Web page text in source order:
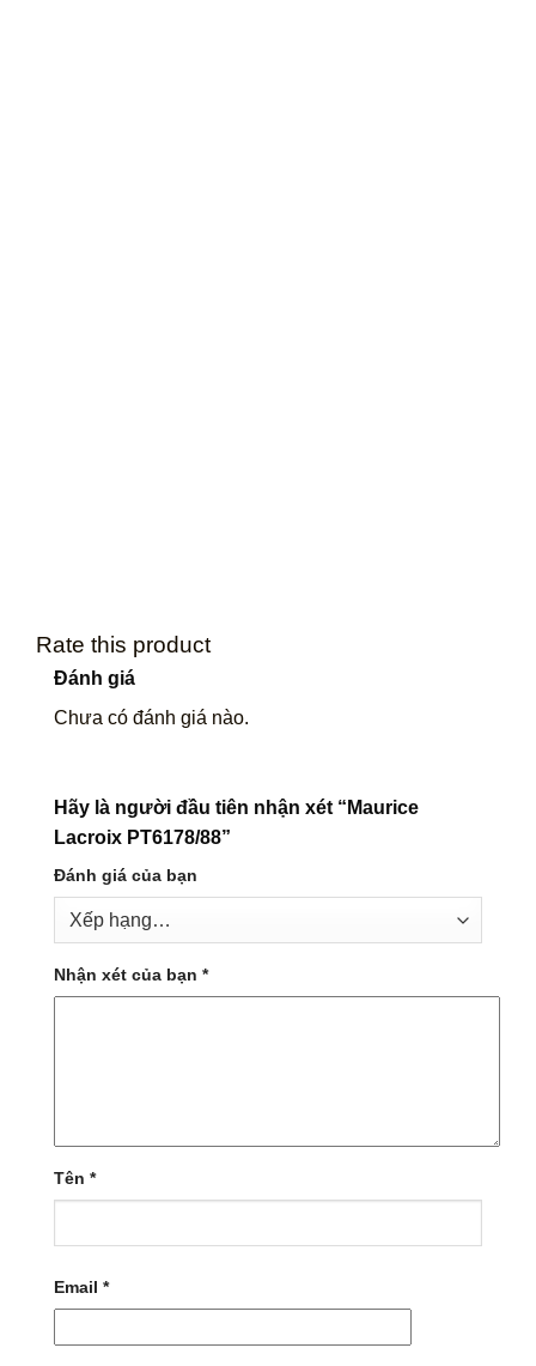
Rate this product
Đánh giá
Chưa có đánh giá nào.
Hãy là người đầu tiên nhận xét “Maurice
Lacroix PT6178/88”
Đánh giá của bạn
Nhận xét của bạn *
Tên *
Email *